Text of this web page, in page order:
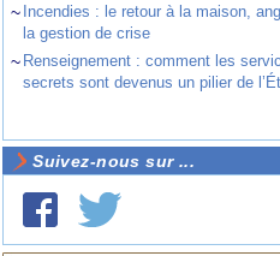
~ Incendies : le retour à la maison,
la gestion de crise
~ Renseignement : comment les
secrets sont devenus un pilier de
Suivez-nous sur ...